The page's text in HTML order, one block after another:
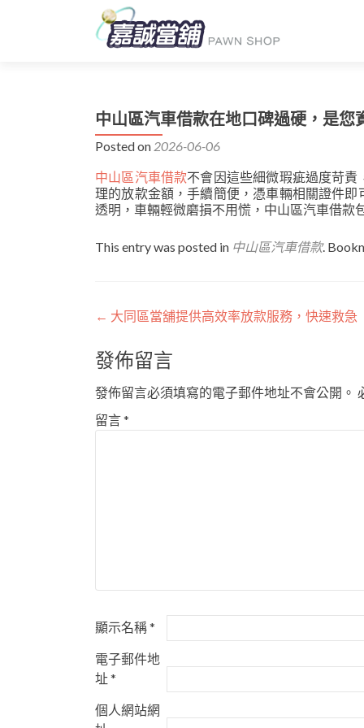
中山區汽車借款在地口碑過硬，是您
Posted on 2026-06-06
中山區汽車借款不會因這些細微瑕疵過度苛
理的放款金額，手續簡便，憑車輛相關證件
透明，車輛輕微磨損不用慌，中山區汽車借款
This entry was posted in 中山區汽車借款.
文
章
導
覽
← 大同區當舖提供高效率放款服務，快速救急
發佈留言
發佈留言必須填寫的電子郵件地址不會公開。
留言*
顯示名稱*
電子郵件地
址*
個人網站網